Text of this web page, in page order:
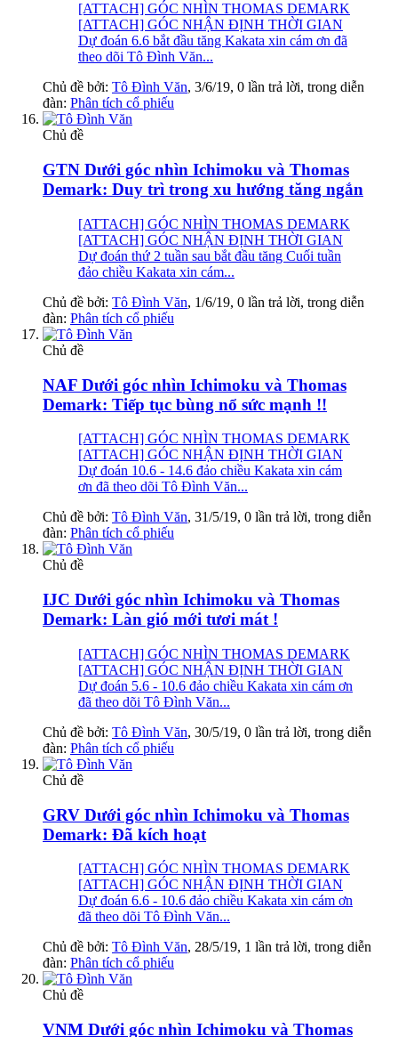
[ATTACH] GÓC NHÌN THOMAS DEMARK
[ATTACH] GÓC NHẬN ĐỊNH THỜI GIAN
Dự đoán 6.6 bắt đầu tăng Kakata xin cám ơn đã
theo dõi Tô Đình Văn...
Chủ đề bởi: Tô Đình Văn, 3/6/19, 0 lần trả lời, trong diễn
đàn: Phân tích cổ phiếu
Chủ đề
GTN Dưới góc nhìn Ichimoku và Thomas
Demark: Duy trì trong xu hướng tăng ngắn
[ATTACH] GÓC NHÌN THOMAS DEMARK
[ATTACH] GÓC NHẬN ĐỊNH THỜI GIAN
Dự đoán thứ 2 tuần sau bắt đầu tăng Cuối tuần
đảo chiều Kakata xin cám...
Chủ đề bởi: Tô Đình Văn, 1/6/19, 0 lần trả lời, trong diễn
đàn: Phân tích cổ phiếu
Chủ đề
NAF Dưới góc nhìn Ichimoku và Thomas
Demark: Tiếp tục bùng nổ sức mạnh !!
[ATTACH] GÓC NHÌN THOMAS DEMARK
[ATTACH] GÓC NHẬN ĐỊNH THỜI GIAN
Dự đoán 10.6 - 14.6 đảo chiều Kakata xin cám
ơn đã theo dõi Tô Đình Văn...
Chủ đề bởi: Tô Đình Văn, 31/5/19, 0 lần trả lời, trong diễn
đàn: Phân tích cổ phiếu
Chủ đề
IJC Dưới góc nhìn Ichimoku và Thomas
Demark: Làn gió mới tươi mát !
[ATTACH] GÓC NHÌN THOMAS DEMARK
[ATTACH] GÓC NHẬN ĐỊNH THỜI GIAN
Dự đoán 5.6 - 10.6 đảo chiều Kakata xin cám ơn
đã theo dõi Tô Đình Văn...
Chủ đề bởi: Tô Đình Văn, 30/5/19, 0 lần trả lời, trong diễn
đàn: Phân tích cổ phiếu
Chủ đề
GRV Dưới góc nhìn Ichimoku và Thomas
Demark: Đã kích hoạt
[ATTACH] GÓC NHÌN THOMAS DEMARK
[ATTACH] GÓC NHẬN ĐỊNH THỜI GIAN
Dự đoán 6.6 - 10.6 đảo chiều Kakata xin cám ơn
đã theo dõi Tô Đình Văn...
Chủ đề bởi: Tô Đình Văn, 28/5/19, 1 lần trả lời, trong diễn
đàn: Phân tích cổ phiếu
Chủ đề
VNM Dưới góc nhìn Ichimoku và Thomas